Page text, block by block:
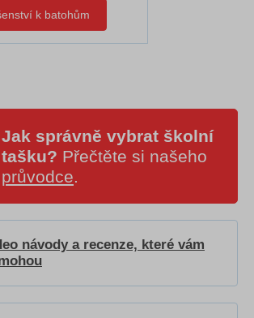
k batohům
Jak správně vybrat školní
tašku? Přečtěte si našeho
průvodce.
návody a recenze, které vám